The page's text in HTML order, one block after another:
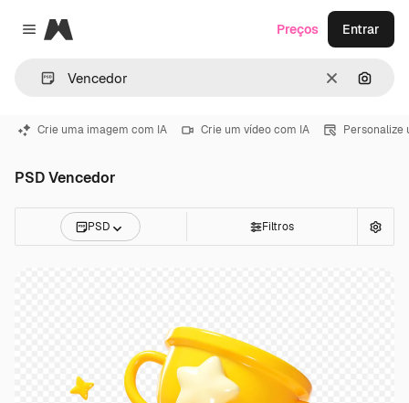
Close menu
Magnific
Limpar
Preços Entrar
Crie uma imagem com IA Crie um vídeo com IA Personalize
PSD Vencedor
PSD Filtros